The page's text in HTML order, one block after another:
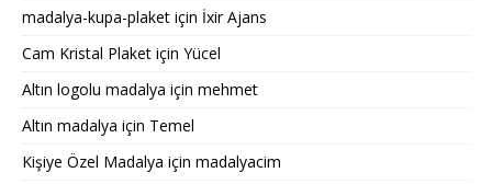
madalya-kupa-plaket için İxir Ajans
Cam Kristal Plaket için Yücel
Altın logolu madalya için mehmet
Altın madalya için Temel
Kişiye Özel Madalya için madalyacim